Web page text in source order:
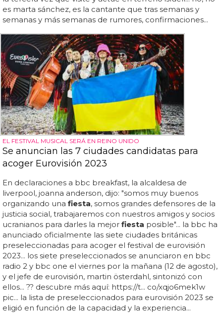
es marta sánchez, es la cantante que tras semanas y
semanas y más semanas de rumores, confirmaciones...
EL FESTIVAL MUSICAL SERÁ EN REINO UNIDO
Se anuncian las 7 ciudades candidatas para
acoger Eurovisión 2023
En declaraciones a bbc breakfast, la alcaldesa de
liverpool, joanna anderson, dijo: "somos muy buenos
organizando una fiesta, somos grandes defensores de la
justicia social, trabajaremos con nuestros amigos y socios
ucranianos para darles la mejor fiesta posible"... la bbc ha
anunciado oficialmente las siete ciudades británicas
preseleccionadas para acoger el festival de eurovisión
2023... los siete preseleccionados se anunciaron en bbc
radio 2 y bbc one el viernes por la mañana (12 de agosto),
y el jefe de eurovisión, martin österdahl, sintonizó con
ellos... ?? descubre más aquí: https://t... co/xqjo6mek1w
pic... la lista de preseleccionados para eurovisión 2023 se
eligió en función de la capacidad y la experiencia...